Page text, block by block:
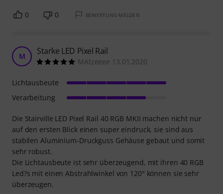
0 0 BEWERTUNG MELDEN
M Starke LED Pixel Rail
MAtzeeee 13.01.2020
Die Stairville LED Pixel Rail 40 RGB MKII machen nicht nur
auf den ersten Blick einen super eindruck, sie sind aus
stabilen Aluminium-Druckguss Gehäuse gebaut und somit
sehr robust.
Die Lichtausbeute ist sehr überzeugend, mit ihren 40 RGB
Led?s mit einen Abstrahlwinkel von 120° können sie sehr
überzeugen.
Lichtausbeute
Verarbeitung